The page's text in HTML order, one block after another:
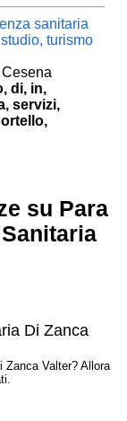
sanitaria
turismo
di, in,
servizi,
su Para
Di Zanca
Zanca Valter? Allora